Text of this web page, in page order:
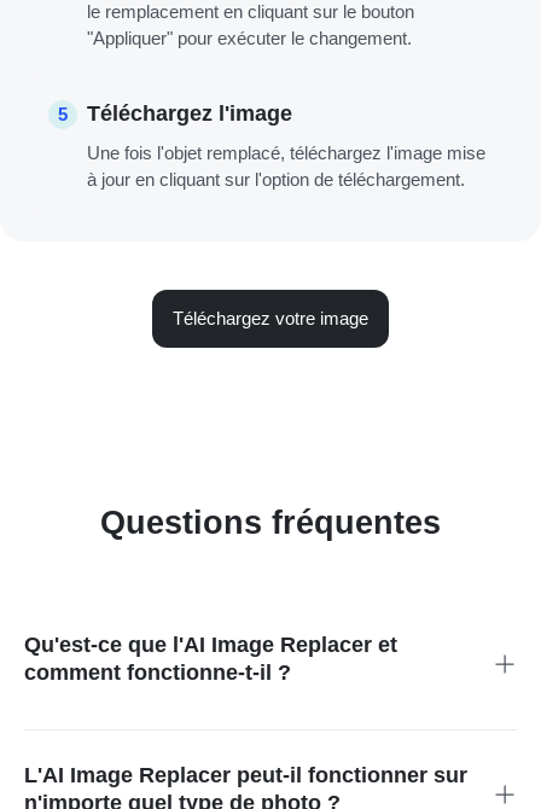
le remplacement en cliquant sur le bouton
"Appliquer" pour exécuter le changement.
5 Téléchargez l'image
Une fois l'objet remplacé, téléchargez l'image mise
à jour en cliquant sur l'option de téléchargement.
Téléchargez votre image
Questions fréquentes
Qu'est-ce que l'AI Image Replacer et
comment fonctionne-t-il ?
des éléments dans les photos. En analysant le contexte
environnant de l'image, l'AI remplit intelligemment la zone
L'AI Image Replacer peut-il fonctionner sur
n'importe quel type de photo ?